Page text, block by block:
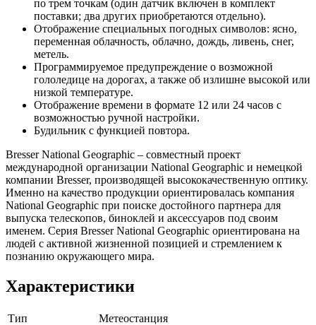
по трем точкам (один датчик включен в комплект
поставки; два других приобретаются отдельно).
Отображение специальных погодных символов: ясно,
переменная облачность, облачно, дождь, ливень, снег,
метель.
Программируемое предупреждение о возможной
гололедице на дорогах, а также об излишне высокой или
низкой температуре.
Отображение времени в формате 12 или 24 часов с
возможностью ручной настройки.
Будильник с функцией повтора.
Bresser National Geographic – совместный проект
международной организации National Geographic и немецкой
компании Bresser, производящей высококачественную оптику.
Именно на качество продукции ориентировалась компания
National Geographic при поиске достойного партнера для
выпуска телескопов, биноклей и аксессуаров под своим
именем. Серия Bresser National Geographic ориентирована на
людей с активной жизненной позицией и стремлением к
познанию окружающего мира.
Характеристики
Тип
Метеостанция